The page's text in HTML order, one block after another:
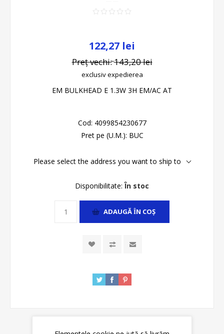
122,27 lei
Preț vechi:143,20 lei
exclusivexpedierea
EM BULKHEAD E 1.3W 3H EM/AC AT
Cod: 4099854230677
Pret pe (U.M.): BUC
Please select the address you want to ship to
Disponibilitate: În stoc
ADAUGĂ ȊN COŞ